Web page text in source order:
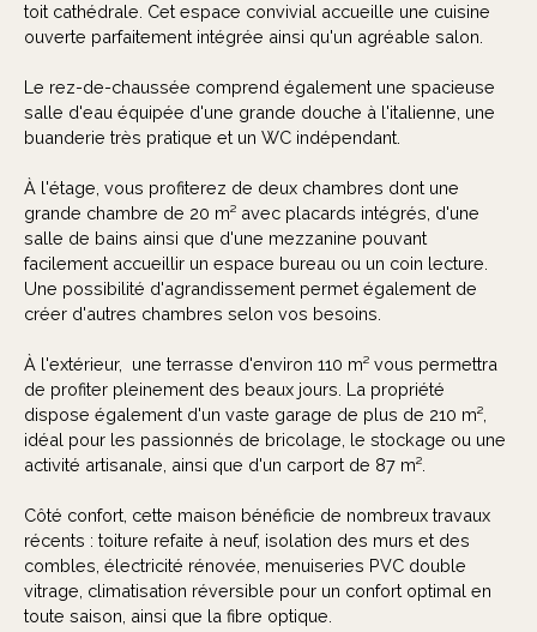
toit cathédrale. Cet espace convivial accueille une cuisine
ouverte parfaitement intégrée ainsi qu'un agréable salon.
Le rez-de-chaussée comprend également une spacieuse
salle d'eau équipée d'une grande douche à l'italienne, une
buanderie très pratique et un WC indépendant.
À l'étage, vous profiterez de deux chambres dont une
grande chambre de 20 m² avec placards intégrés, d'une
salle de bains ainsi que d'une mezzanine pouvant
facilement accueillir un espace bureau ou un coin lecture.
Une possibilité d'agrandissement permet également de
créer d'autres chambres selon vos besoins.
À l'extérieur, une terrasse d'environ 110 m² vous permettra
de profiter pleinement des beaux jours. La propriété
dispose également d'un vaste garage de plus de 210 m²,
idéal pour les passionnés de bricolage, le stockage ou une
activité artisanale, ainsi que d'un carport de 87 m².
Côté confort, cette maison bénéficie de nombreux travaux
récents : toiture refaite à neuf, isolation des murs et des
combles, électricité rénovée, menuiseries PVC double
vitrage, climatisation réversible pour un confort optimal en
toute saison, ainsi que la fibre optique.